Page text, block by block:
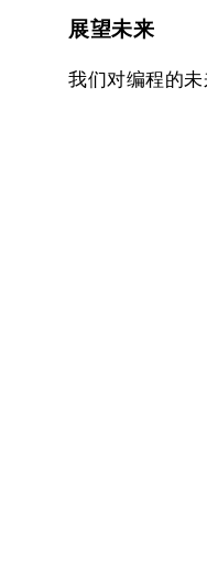
展望未来
我们对编程的